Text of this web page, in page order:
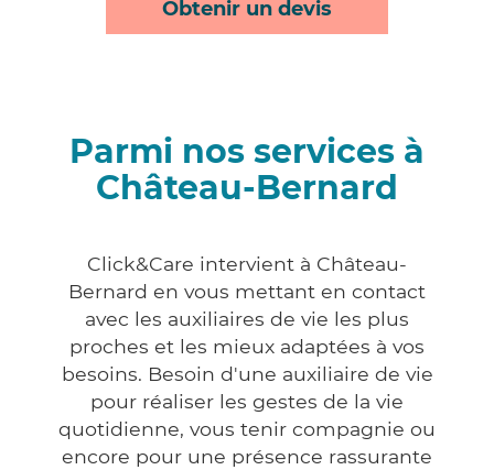
Obtenir un devis
Parmi nos services à
Château-Bernard
Click&Care intervient à Château-
Bernard en vous mettant en contact
avec les auxiliaires de vie les plus
proches et les mieux adaptées à vos
besoins. Besoin d'une auxiliaire de vie
pour réaliser les gestes de la vie
quotidienne, vous tenir compagnie ou
encore pour une présence rassurante